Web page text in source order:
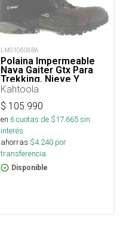
LM010606BA
Polaina Impermeable
Nava Gaiter Gtx Para
Trekking, Nieve Y
Montaña
Kahtoola
$ 105.990
en 6cuotas de $17.665sin
interés
ahorras $4.240 por
transferencia.
Disponible